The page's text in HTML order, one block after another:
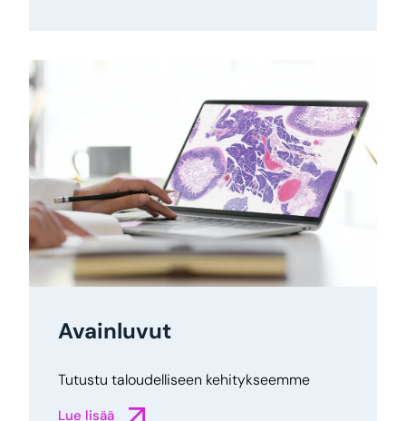
Avainluvut
Tutustu taloudelliseen kehitykseemme
Lue lisää